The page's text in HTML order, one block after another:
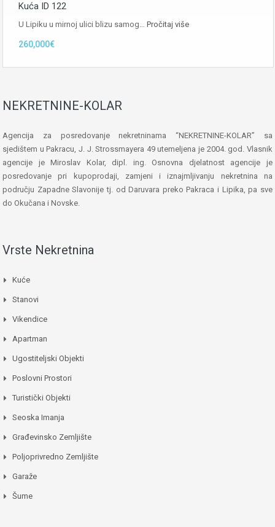
Kuća ID 122
U Lipiku u mirnoj ulici blizu samog… Pročitaj više
260,000€
NEKRETNINE-KOLAR
Agencija za posredovanje nekretninama “NEKRETNINE-KOLAR” sa
sjedištem u Pakracu, J. J. Strossmayera 49 utemeljena je 2004. god. Vlasnik
agencije je Miroslav Kolar, dipl. ing. Osnovna djelatnost agencije je
posredovanje pri kupoprodaji, zamjeni i iznajmljivanju nekretnina na
području Zapadne Slavonije tj. od Daruvara preko Pakraca i Lipika, pa sve
do Okučana i Novske.
Vrste Nekretnina
Kuće
Stanovi
Vikendice
Apartman
Ugostiteljski Objekti
Poslovni Prostori
Turistički Objekti
Seoska Imanja
Građevinsko Zemljište
Poljoprivredno Zemljište
Garaže
Šume